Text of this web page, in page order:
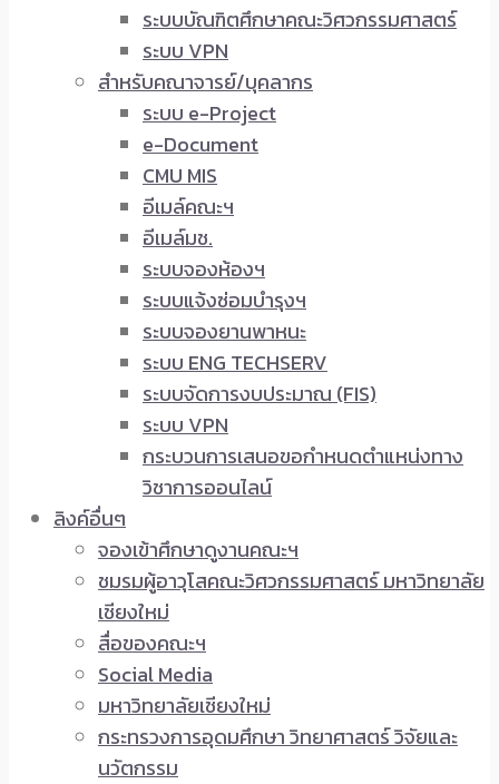
ระบบบัณฑิตศึกษาคณะวิศวกรรมศาสตร์
ระบบ VPN
สำหรับคณาจารย์/บุคลากร
ระบบ e-Project
e-Document
CMU MIS
อีเมล์คณะฯ
อีเมล์มช.
ระบบจองห้องฯ
ระบบแจ้งซ่อมบำรุงฯ
ระบบจองยานพาหนะ
ระบบ ENG TECHSERV
ระบบจัดการงบประมาณ (FIS)
ระบบ VPN
กระบวนการเสนอขอกำหนดตำแหน่งทาง
วิชาการออนไลน์
ลิงค์อื่นๆ
จองเข้าศึกษาดูงานคณะฯ
ชมรมผู้อาวุโสคณะวิศวกรรมศาสตร์ มหาวิทยาลัย
เชียงใหม่
สื่อของคณะฯ
Social Media
มหาวิทยาลัยเชียงใหม่
กระทรวงการอุดมศึกษา วิทยาศาสตร์ วิจัยและ
นวัตกรรม